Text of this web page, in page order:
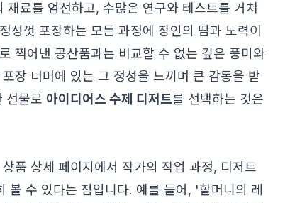
료를 엄선하고, 수많은 연구와 테스트를 거쳐
성껏 포장하는 모든 과정에 장인의 땀과 노력이
찍어낸 공산품과는 비교할 수 없는 깊은 풍미와
장 너머에 있는 그 정성을 느끼며 큰 감동을 받
선물로 아이디어스 수제 디저트를 선택하는 것은
품 상세 페이지에서 작가의 작업 과정, 디저트
볼 수 있다는 점입니다. 예를 들어, '할머니의 레